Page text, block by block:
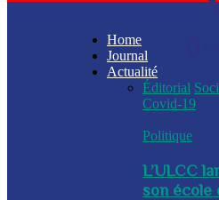
Home
Journal
Actualité
Éditorial
Covid-19
Politique
L’ULCC
son école